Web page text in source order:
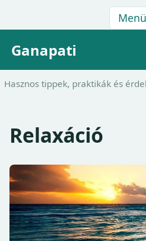
Menü
Ganapati
Hasznos tippek, praktikák és
Relaxáció